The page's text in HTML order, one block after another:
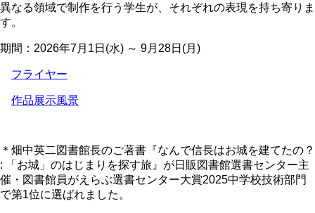
異なる領域で制作を行う学生が、それぞれの表現を持ち寄りま
す。
期間：2026年7月1日(水) ～ 9月28日(月)
フライヤー
作品展示風景
＊畑中英二図書館長のご著書『なんで信長はお城を建てたの？
: 「お城」のはじまりを探す旅』が日販図書館選書センター主
催・図書館員がえらぶ選書センター大賞2025中学校技術部門
で第1位に選ばれました。